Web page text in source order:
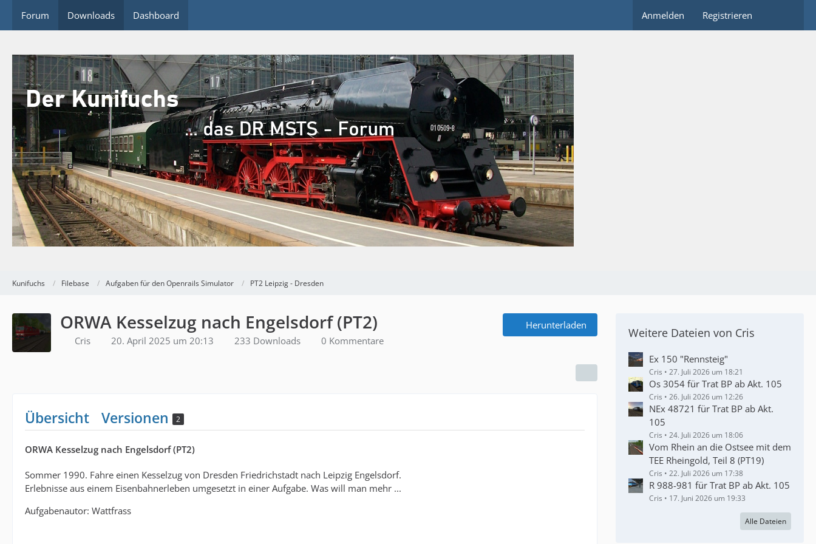
Forum Downloads Dashboard Anmelden Registrieren
Kunifuchs Filebase Aufgaben für den Openrails Simulator PT2 Leipzig - Dresden
ORWA Kesselzug nach Engelsdorf (PT2)
Cris 20. April 2025 um 20:13 233 Downloads 0 Kommentare
Herunterladen
Übersicht Versionen 2
ORWA Kesselzug nach Engelsdorf (PT2)
Sommer 1990. Fahre einen Kesselzug von Dresden Friedrichstadt nach Leipzig Engelsdorf.
Erlebnisse aus einem Eisenbahnerleben umgesetzt in einer Aufgabe. Was will man mehr ...
Aufgabenautor: Wattfrass
Weitere Dateien von Cris
Ex 150 "Rennsteig"
Cris 27. Juli 2026 um 18:21
Os 3054 für Trat BP ab Akt. 105
Cris 26. Juli 2026 um 12:26
NEx 48721 für Trat BP ab Akt.
105
Cris 24. Juli 2026 um 18:06
Vom Rhein an die Ostsee mit dem
TEE Rheingold, Teil 8 (PT19)
Cris 22. Juli 2026 um 17:38
R 988-981 für Trat BP ab Akt. 105
Cris 17. Juni 2026 um 19:33
Alle Dateien